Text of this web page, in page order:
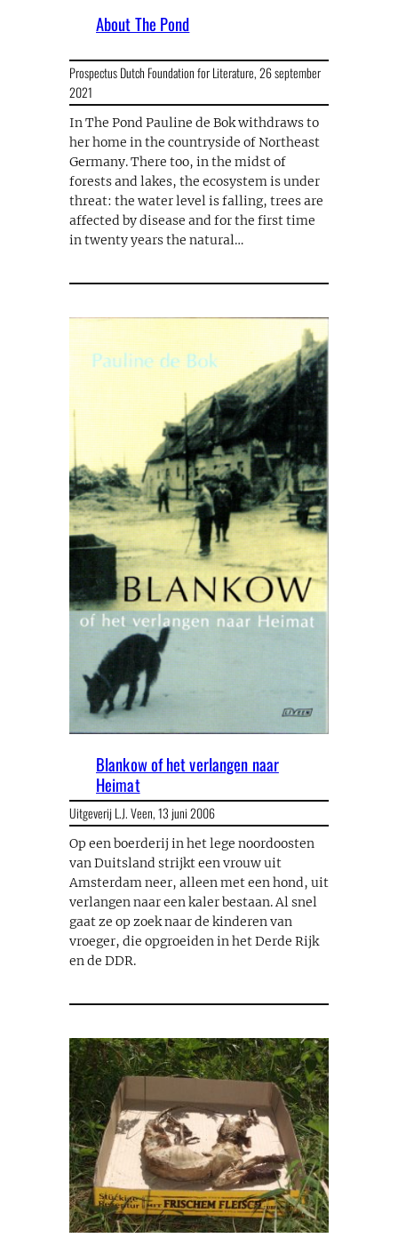
About The Pond
Prospectus Dutch Foundation for Literature,26 september
2021
In The Pond Pauline de Bok withdraws to
her home in the countryside of Northeast
Germany. There too, in the midst of
forests and lakes, the ecosystem is under
threat: the water level is falling, trees are
affected by disease and for the first time
in twenty years the natural…
Blankow of het verlangen naar
Heimat
Uitgeverij L.J. Veen,13 juni 2006
Op een boerderij in het lege noordoosten
van Duitsland strijkt een vrouw uit
Amsterdam neer, alleen met een hond, uit
verlangen naar een kaler bestaan. Al snel
gaat ze op zoek naar de kinderen van
vroeger, die opgroeiden in het Derde Rijk
en de DDR.